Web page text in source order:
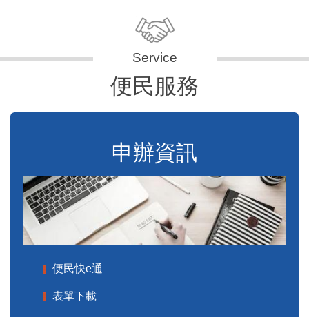
便民服務
申辦資訊
便民快e通
表單下載